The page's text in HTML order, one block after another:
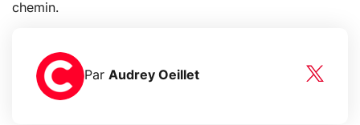
chemin.
Par Audrey Oeillet